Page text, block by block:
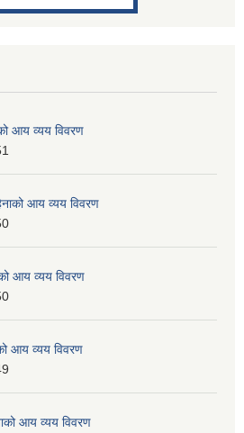
आय व्यय विवरण
आय व्यय विवरण
आय व्यय विवरण
आय व्यय विवरण
आय व्यय विवरण